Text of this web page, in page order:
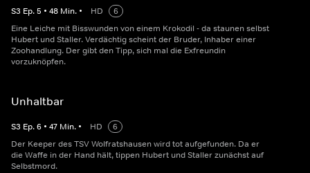
S3 Ep.5 • 48 Min. • HD
6
Eine Leiche mit Bisswunden von einem Krokodil - da staunen selbst
Hubert und Staller. Verdächtig scheint der Bruder, Inhaber einer
Zoohandlung. Der gibt den Tipp, sich mal die Exfreundin
vorzuknöpfen.
Unhaltbar
S3 Ep.6 • 47 Min. • HD
6
Der Keeper des TSV Wolfratshausen wird tot aufgefunden. Da er
die Waffe in der Hand hält, tippen Hubert und Staller zunächst auf
Selbstmord.